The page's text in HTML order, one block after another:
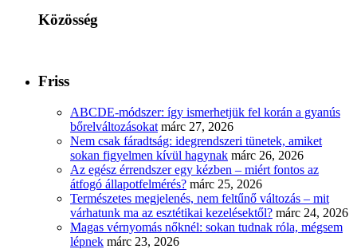
Közösség
Friss
ABCDE‑módszer: így ismerhetjük fel korán a gyanús
bőrelváltozásokat márc 27, 2026
Nem csak fáradtság: idegrendszeri tünetek, amiket
sokan figyelmen kívül hagynak márc 26, 2026
Az egész érrendszer egy kézben – miért fontos az
átfogó állapotfelmérés? márc 25, 2026
Természetes megjelenés, nem feltűnő változás – mit
várhatunk ma az esztétikai kezelésektől? márc 24, 2026
Magas vérnyomás nőknél: sokan tudnak róla, mégsem
lépnek márc 23, 2026